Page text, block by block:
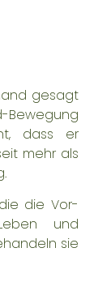
gesagt
dass er
mehr als
die Vor-
und
sie